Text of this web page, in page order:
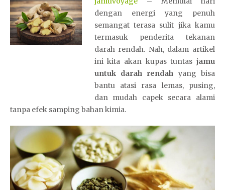
dengan energi yang penuh
semangat terasa sulit jika kamu
termasuk penderita tekanan
darah rendah. Nah, dalam artikel
ini kita akan kupas tuntas jamu
untuk darah rendah yang bisa
bantu atasi rasa lemas, pusing,
dan mudah capek secara alami
tanpa efek samping bahan kimia.